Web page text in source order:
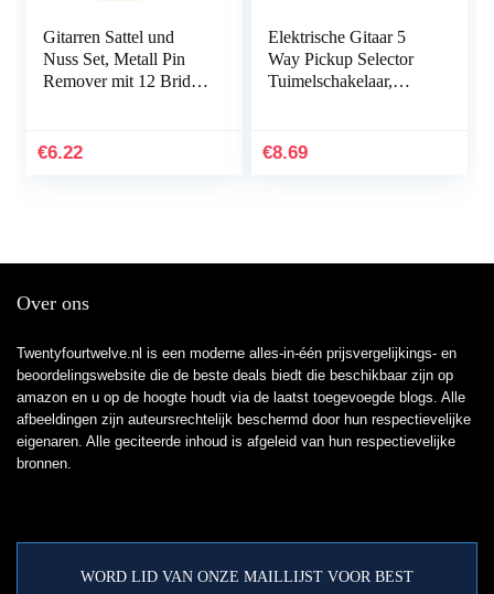
Gitarren Sattel und
Nuss Set, Metall Pin
Remover mit 12 Bridge
€6.22
Elektrische Gitaar 5
Way Pickup Selector
Tuimelschakelaar,
Bedieningsknop
€8.69
Over ons
Twentyfourtwelve.nl is een moderne alles-in-één prijsvergelijkings- en
beoordelingswebsite die de beste deals biedt die beschikbaar zijn op
amazon en u op de hoogte houdt via de laatst toegevoegde blogs. Alle
afbeeldingen zijn auteursrechtelijk beschermd door hun respectievelijke
eigenaren. Alle geciteerde inhoud is afgeleid van hun respectievelijke
bronnen.
WORD LID VAN ONZE MAILLIJST VOOR BEST